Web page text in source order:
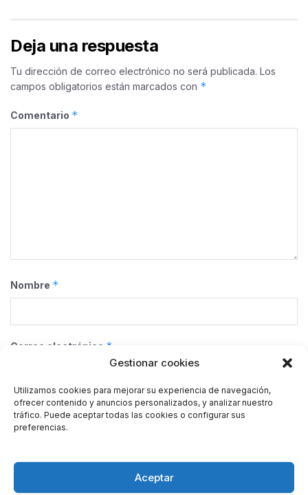
Gestionar cookies
Utilizamos cookies para mejorar su experiencia de navegación,
ofrecer contenido y anuncios personalizados, y analizar nuestro
tráfico. Puede aceptar todas las cookies o configurar sus
preferencias.
Aceptar
Deja una respuesta
Tu dirección de correo electrónico no será publicada. Los
campos obligatorios están marcados con *
Comentario *
Nombre *
Correo electrónico *
Web
navegador para la próxima vez que comente.